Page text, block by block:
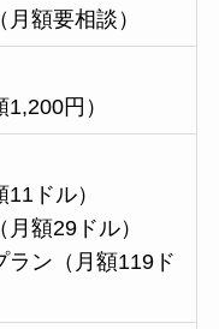
額要相談）
円）
ドル）
額29ドル）
ラン（月額119ド